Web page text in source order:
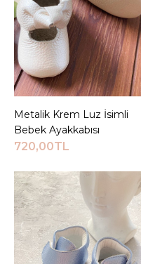
Sepete Ekle
Metalik Krem Luz İsimli
Bebek Ayakkabısı
720,00TL